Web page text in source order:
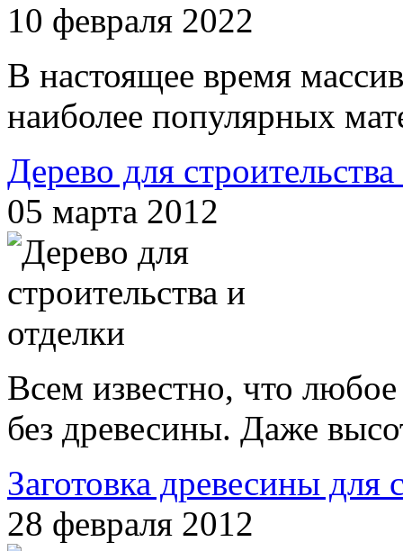
10 февраля 2022
В настоящее время
наиболее популярных
Дерево для
05 марта 2012
Всем известно, что любое
без древесины. Даже
Заготовка древесины для
28 февраля 2012